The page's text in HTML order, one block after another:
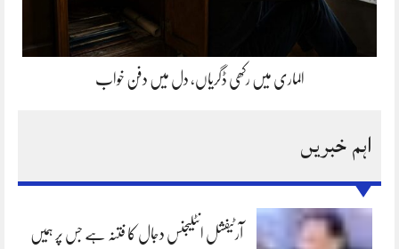
الماری میں رکھی ڈگریاں، دل میں دفن خواب
اہم خبریں
آرٹیفشل انٹلیجنس دجال کا فتنہ ہے جس پر ہمیں